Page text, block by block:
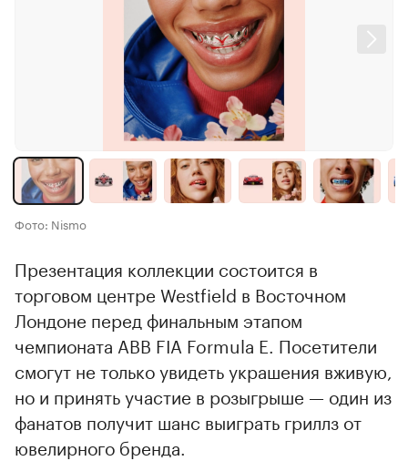
Фото: Nismo
Презентация коллекции состоится в
торговом центре Westfield в Восточном
Лондоне перед финальным этапом
чемпионата ABB FIA Formula E. Посетители
смогут не только увидеть украшения вживую,
но и принять участие в розыгрыше — один из
фанатов получит шанс выиграть гриллз от
ювелирного бренда.